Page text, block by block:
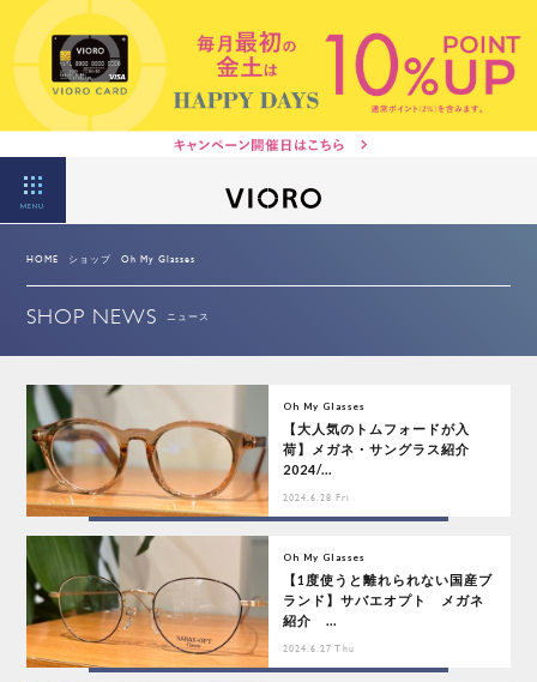
MENU
HOME ショップ Oh My Glasses
SHOP NEWS ニュース
Oh My Glasses
【大人気のトムフォードが入
荷】メガネ・サングラス紹介
2024/...
2024.6.28 Fri
Oh My Glasses
【1度使うと離れられない国産ブ
ランド】サバエオプト メガネ
紹介 ...
2024.6.27 Thu